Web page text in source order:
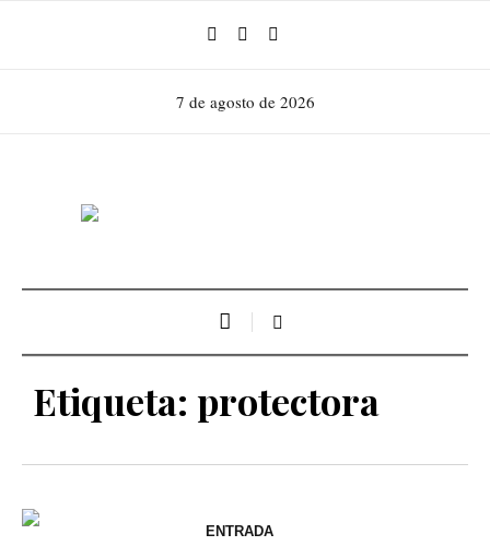
7 de agosto de 2026
Etiqueta: protectora
ENTRADA